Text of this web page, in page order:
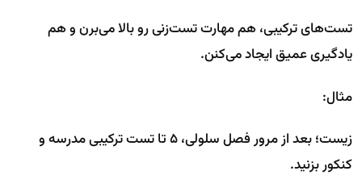
تست‌های ترکیبی، هم مهارت تست‌زنی رو بالا می‌برن و هم
یادگیری عمیق ایجاد می‌کنن.
مثال:
زیست؛ بعد از مرور فصل سلولی، ۵ تا تست ترکیبی مدرسه و
کنکور بزنید.